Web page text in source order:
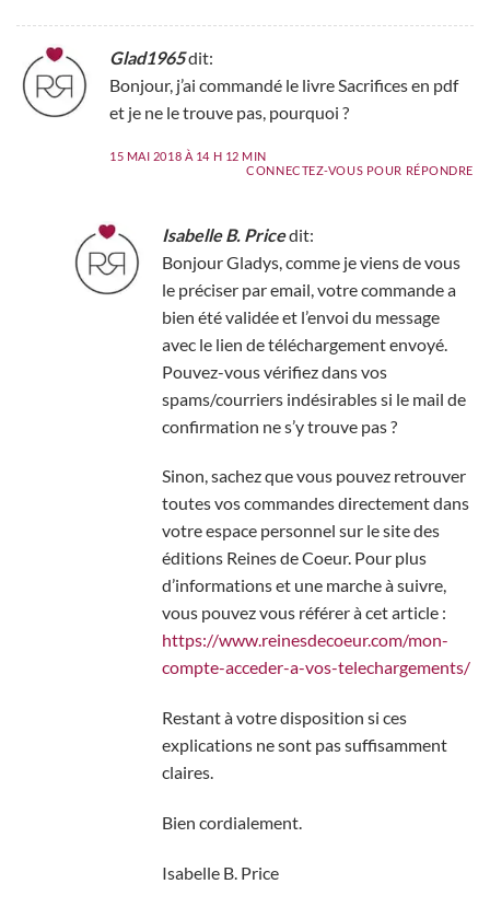
Glad1965dit:
Bonjour, j’ai commandé le livre Sacrifices en pdf
et je ne le trouve pas, pourquoi ?
15 MAI 2018 À 14 H 12 MIN
CONNECTEZ-VOUS POUR RÉPONDRE
Isabelle B. Pricedit:
Bonjour Gladys, comme je viens de vous
le préciser par email, votre commande a
bien été validée et l’envoi du message
avec le lien de téléchargement envoyé.
Pouvez-vous vérifiez dans vos
spams/courriers indésirables si le mail de
confirmation ne s’y trouve pas ?
Sinon, sachez que vous pouvez retrouver
toutes vos commandes directement dans
votre espace personnel sur le site des
éditions Reines de Coeur. Pour plus
d’informations et une marche à suivre,
vous pouvez vous référer à cet article :
https://www.reinesdecoeur.com/mon-
compte-acceder-a-vos-telechargements/
Restant à votre disposition si ces
explications ne sont pas suffisamment
claires.
Bien cordialement.
Isabelle B. Price